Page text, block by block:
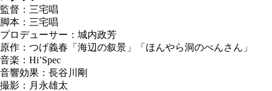
監督：三宅唱
脚本：三宅唱
プロデューサー：城内政芳
原作：つげ義春「海辺の叙景」「ほんやら洞のべんさん」
音楽：Hi’Spec
音響効果：長谷川剛
撮影：月永雄太